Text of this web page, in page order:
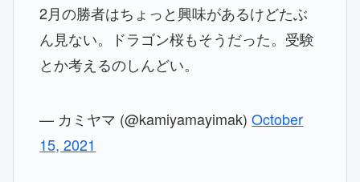
2月の勝者はちょっと興味があるけどたぶ
ん見ない。ドラゴン桜もそうだった。受験
とか考えるのしんどい。
— カミヤマ (@kamiyamayimak)October
15, 2021